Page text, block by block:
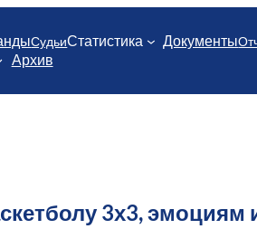
СудьиСтатистика Документы
Архив
3х3, эмоциям